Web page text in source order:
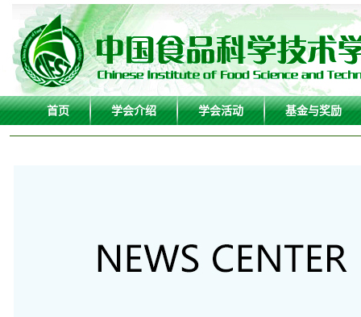
首页 学会介绍 学会活动 基金与奖励